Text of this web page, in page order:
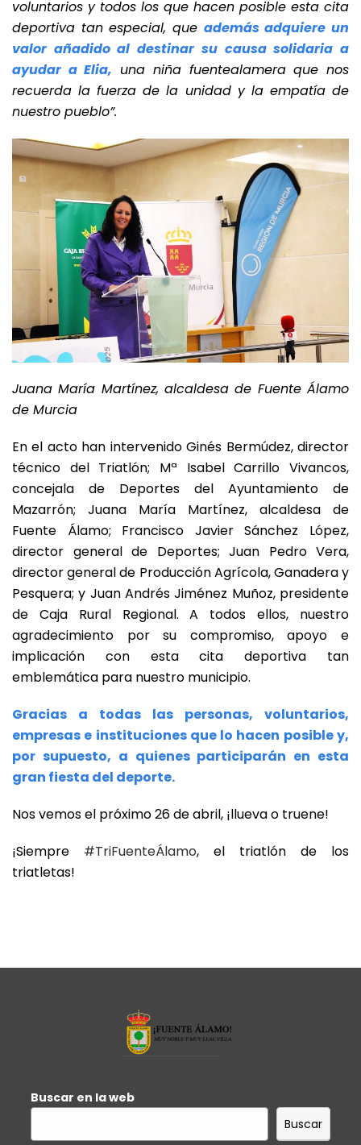
voluntarios y todos los que hacen posible esta cita
deportiva tan especial, que además adquiere un
valor añadido al destinar su causa solidaria a
ayudar a Elia, una niña fuentealamera que nos
recuerda la fuerza de la unidad y la empatía de
nuestro pueblo”.
Juana María Martínez, alcaldesa de Fuente Álamo
de Murcia
En el acto han intervenido Ginés Bermúdez, director
técnico del Triatlón; Mª Isabel Carrillo Vivancos,
concejala de Deportes del Ayuntamiento de
Mazarrón; Juana María Martínez, alcaldesa de
Fuente Álamo; Francisco Javier Sánchez López,
director general de Deportes; Juan Pedro Vera,
director general de Producción Agrícola, Ganadera y
Pesquera; y Juan Andrés Jiménez Muñoz, presidente
de Caja Rural Regional. A todos ellos, nuestro
agradecimiento por su compromiso, apoyo e
implicación con esta cita deportiva tan
emblemática para nuestro municipio.
Gracias a todas las personas, voluntarios,
empresas e instituciones que lo hacen posible y,
por supuesto, a quienes participarán en esta
gran fiesta del deporte.
Nos vemos el próximo 26 de abril, ¡llueva o truene!
¡Siempre #TriFuenteÁlamo, el triatlón de los
triatletas!
Buscar en la web
Buscar